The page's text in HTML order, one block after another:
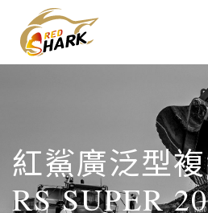
links
content
紅鯊廣泛型
RS SUPER